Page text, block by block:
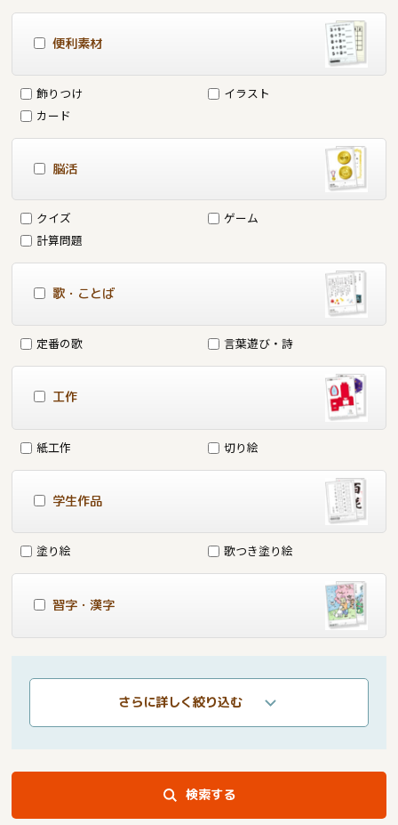
便利素材
飾りつけ
イラスト
カード
脳活
クイズ
ゲーム
計算問題
歌・ことば
定番の歌 言葉遊び・詩
工作
紙工作 切り絵
学生作品
塗り絵 歌つき塗り絵
習字・漢字
さらに詳しく絞り込む
検索する